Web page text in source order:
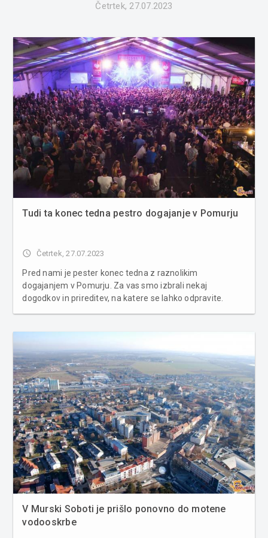
Četrtek, 27.07.2023
Tudi ta konec tedna pestro dogajanje v Pomurju
access_time Četrtek, 27.07.2023
Pred nami je pester konec tedna z raznolikim
dogajanjem v Pomurju. Za vas smo izbrali nekaj
dogodkov in prireditev, na katere se lahko odpravite.
V Murski Soboti je prišlo ponovno do motene
vodooskrbe